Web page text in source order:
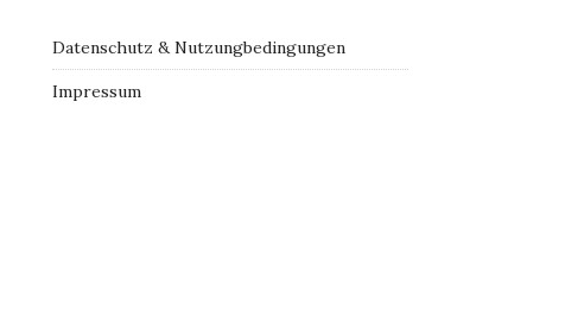
Datenschutz & Nutzungbedingungen
Impressum